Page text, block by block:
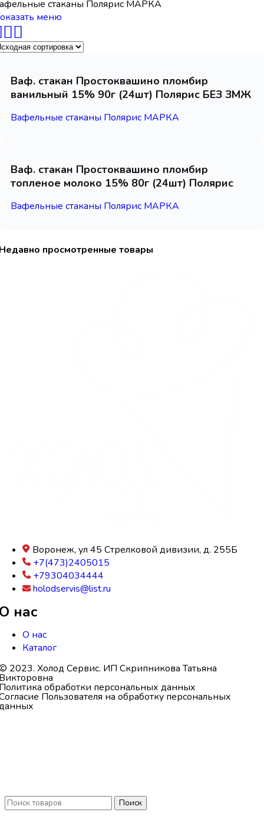
стаканы Полярис МАРКА
меню
Ваф. стакан Простоквашино пломбир
ванильный 15% 90г (24шт) Полярис БЕЗ ЗМЖ
Вафельные стаканы Полярис МАРКА
Ваф. стакан Простоквашино пломбир
топленое молоко 15% 80г (24шт) Полярис
Вафельные стаканы Полярис МАРКА
просмотренные товары
Воронеж, ул 45 Стрелковой дивизии, д. 255Б
+7(473)2405015
+79304034444
holodservis@list.ru
нас
О нас
Каталог
2023. Холод Сервис. ИП Скрипникова Татьяна
обработки персональных данных
Пользователя на обработку персональных
Поиск